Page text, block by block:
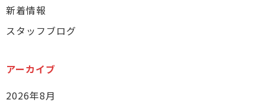
新着情報
スタッフブログ
アーカイブ
2026年8月